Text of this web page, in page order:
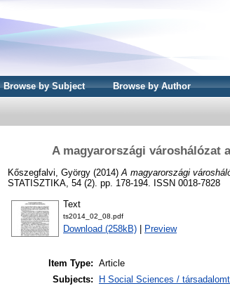
Browse by Subject Browse by Author
A magyarországi városhálózat
Kőszegfalvi, György (2014) A magyarországi
STATISZTIKA, 54 (2). pp. 178-194. ISSN 0018-7828
Text
ts2014_02_08.pdf
Download (258kB) Preview
Item Type: Article
Subjects:
H Social Sciences /